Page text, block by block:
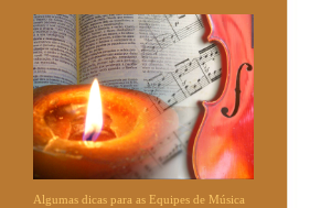
Algumas dicas para as Equipes de Música